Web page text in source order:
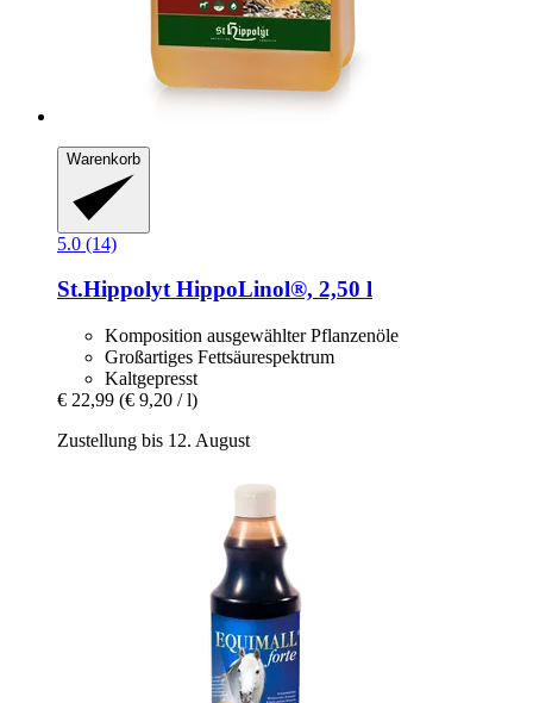
Warenkorb
5.0 (14)
St.HippolytHippoLinol®, 2,50 l
Komposition ausgewählter Pflanzenöle
Großartiges Fettsäurespektrum
Kaltgepresst
€ 22,99 (€ 9,20 / l)
Zustellung bis 12. August